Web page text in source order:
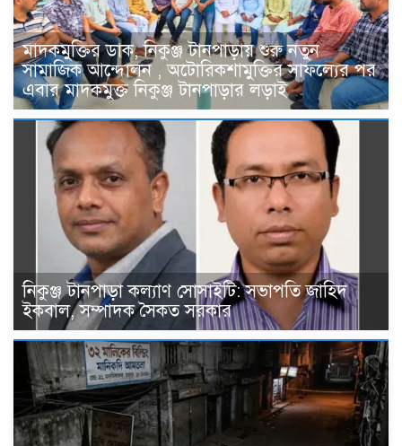
মাদকমুক্তির ডাক, নিকুঞ্জ টানপাড়ায় শুরু নতুন
সামাজিক আন্দোলন , অটোরিকশামুক্তির সাফল্যের পর
এবার মাদকমুক্ত নিকুঞ্জ টানপাড়ার লড়াই
নিকুঞ্জ টানপাড়া কল্যাণ সোসাইটি: সভাপতি জাহিদ
ইকবাল, সম্পাদক সৈকত সরকার